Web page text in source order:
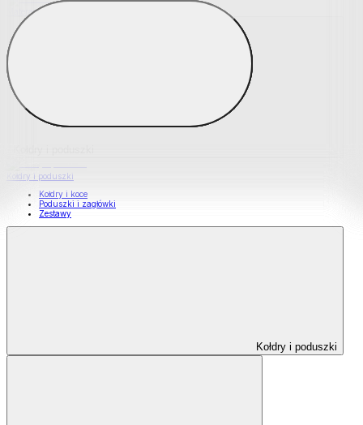
Materace nawierzchniowe
Kołdry i poduszki
Kołdry i koce
Poduszki i zagłówki
Zestawy
Kołdry i poduszki